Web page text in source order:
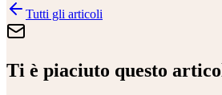
Tutti gli articoli
Ti è piaciuto questo